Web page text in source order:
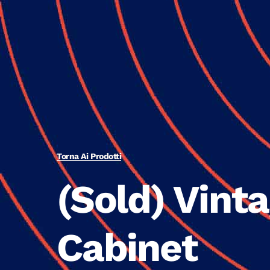
Torna Ai Prodotti
(Sold)
Cabinet